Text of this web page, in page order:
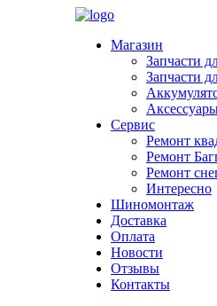
Магазин
Запчасти
Запчасти
Сервис
Ремонт
Ремонт
Ремонт
Интересно
Шиномонтаж
Доставка
Оплата
Новости
Отзывы
Контакты